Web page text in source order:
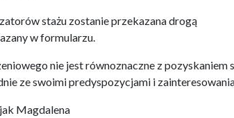
stażu zostanie przekazana drogą
w formularzu.
nie jest równoznaczne z
ze swoimi predyspozycjami i
Magdalena